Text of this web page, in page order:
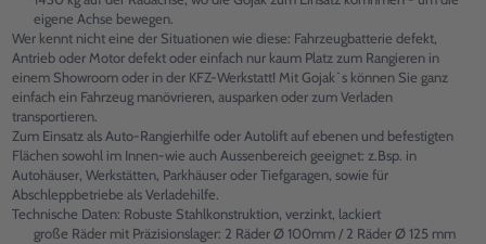
eigene Achse bewegen.
Wer kennt nicht eine der Situationen wie diese: Fahrzeugbatterie defekt,
Antrieb oder Motor defekt oder einfach nur kaum Platz zum Rangieren in
einem Showroom oder in der KFZ-Werkstatt! Mit Gojak`s können Sie ganz
einfach ein Fahrzeug manövrieren, ausparken oder zum Verladen
transportieren.
Zum Einsatz als Auto-Rangierhilfe oder Autolift auf ebenen und befestigten
Flächen sowohl im Innen-wie auch Aussenbereich geeignet: z.Bsp. in
Autohäuser, Werkstätten, Parkhäuser oder Tiefgaragen, sowie für
Abschleppbetriebe als Verladehilfe.
Technische Daten: Robuste Stahlkonstruktion, verzinkt, lackiert
große Räder mit Präzisionslager: 2 Räder Ø 100mm / 2 Räder Ø 125 mm